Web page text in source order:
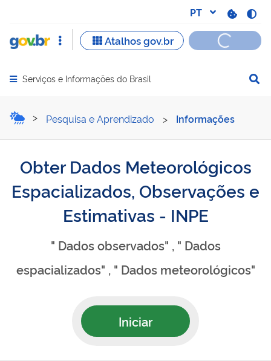
Abrir menu principal de navegação
Serviços e Informações do Brasil
Obter Dados
Pesquisa e Aprendizado > Informações
Obter Dados Meteorológicos
Espacializados, Observações e
Estimativas - INPE
" Dados observados" , " Dados
espacializados" , " Dados meteorológicos"
Iniciar